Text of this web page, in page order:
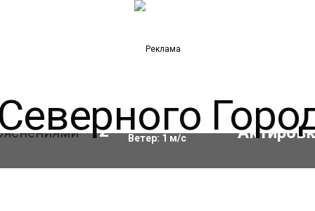
12°C Влажность:67%
Ветер: 1 м/с